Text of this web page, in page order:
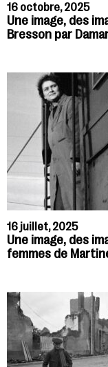
16 octobre, 2025
Une image, des
Bresson par
16 juillet, 2025
Une image, des
femmes de